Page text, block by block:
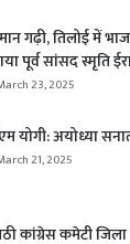
गढ़ी, तिलोई में
पूर्व सांसद स्मृति
23, 2025
योगी: अयोध्या
21, 2025
कांग्रेस कमेटी जिला